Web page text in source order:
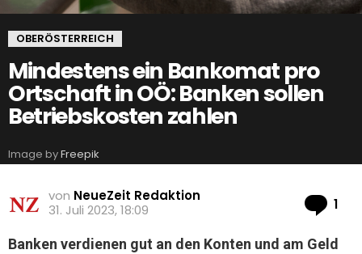
OBERÖSTERREICH
Mindestens ein Bankomat pro
Ortschaft in OÖ: Banken sollen
Betriebskosten zahlen
Image byFreepik
von NeueZeit Redaktion
31. Juli 2023, 18:09
1
Banken verdienen gut an den Konten und am Geld